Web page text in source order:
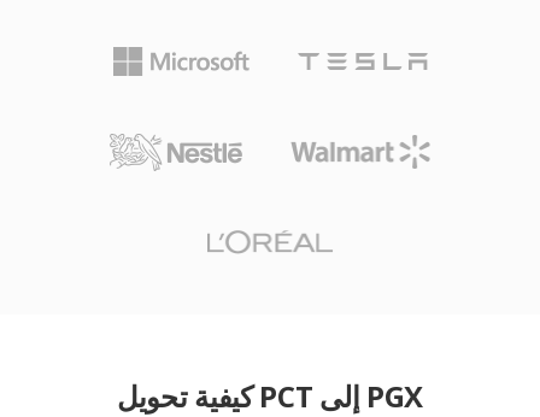
كيفية تحويل PCT إلى PGX